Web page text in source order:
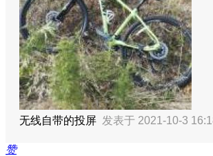
无线自带的投屏 发表于 2021-10-3
赞